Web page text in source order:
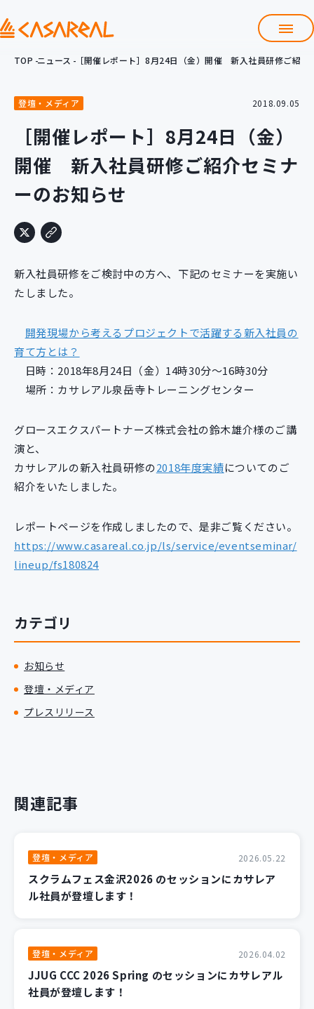
会社情報
サービス
プロダクト開発支援
クラウド導入支援 Git導入支援
システム構築支援
研修サービス
カスタマイズコース
新規開発サービス
パッケージ開発
導入事例
ニュース
採用情報
TOP ニュース ［開催レポート］8月24日（金）開催 新入社員研修ご紹介
登壇・メディア 2018.09.05
［開催レポート］8月24日（金）
開催 新入社員研修ご紹介セミナ
ーのお知らせ
新入社員研修をご検討中の方へ、下記のセミナーを実施い
たしました。
開発現場から考えるプロジェクトで活躍する新入社員の
育て方とは？
日時：2018年8月24日（金）14時30分～16時30分
場所：カサレアル泉岳寺トレーニングセンター
グロースエクスパートナーズ株式会社の鈴木雄介様のご講
演と、
カサレアルの新入社員研修の2018年度実績についてのご
紹介をいたしました。
レポートページを作成しましたので、是非ご覧ください。
https://www.casareal.co.jp/ls/service/eventseminar/
lineup/fs180824
カテゴリ
お知らせ
登壇・メディア
プレスリリース
関連記事
登壇・メディア 2026.05.22
スクラムフェス金沢2026 のセッションにカサレア
ル社員が登壇します！
登壇・メディア 2026.04.02
JJUG CCC 2026 Spring のセッションにカサレアル
社員が登壇します！